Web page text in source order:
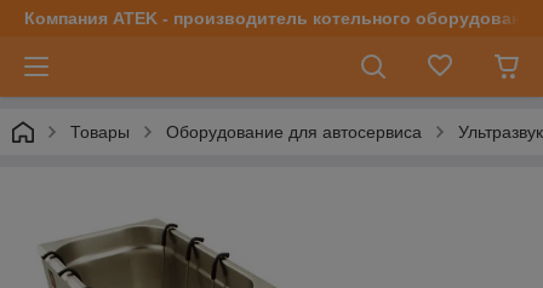
Компания ATEK - производитель котельного оборудования
Товары Оборудование для автосервиса